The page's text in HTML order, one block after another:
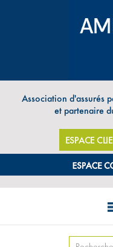
Association d'assurés
et partenaire
ESPACE